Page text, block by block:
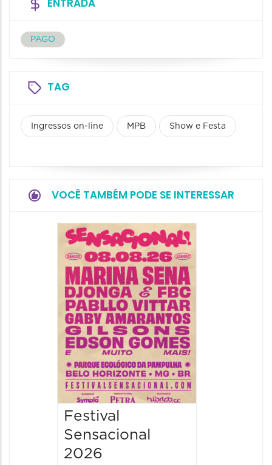
ENTRADA
PAGO
TAG
Ingressos on-line MPB Show e Festa
VOCÊ TAMBÉM PODE SE INTERESSAR
Festival
Sensacional
2026